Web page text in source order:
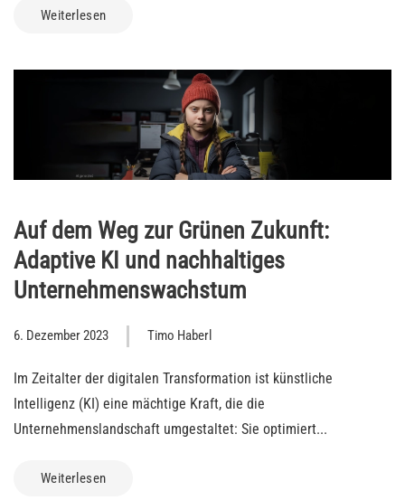
Weiterlesen
Auf dem Weg zur Grünen Zukunft:
Adaptive KI und nachhaltiges
Unternehmenswachstum
6. Dezember 2023 Timo Haberl
Im Zeitalter der digitalen Transformation ist künstliche
Intelligenz (KI) eine mächtige Kraft, die die
Unternehmenslandschaft umgestaltet: Sie optimiert...
Weiterlesen